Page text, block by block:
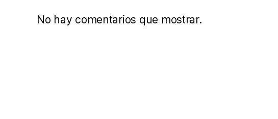
No hay comentarios que mostrar.